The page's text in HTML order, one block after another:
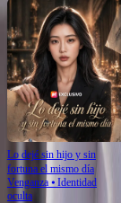
Lo dejé sin hijo y sin
fortuna el mismo día
Venganza ⦁ Identidad
oculta